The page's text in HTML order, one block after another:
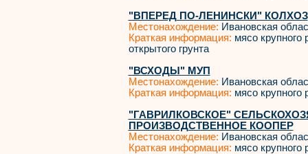
"ВПЕРЕД ПО-ЛЕНИНСКИ" КОЛХОЗ
Местонахождение: Ивановская
Краткая информация: мясо крупного
открытого грунта
"ВСХОДЫ" МУП
Местонахождение: Ивановская
Краткая информация: мясо крупного
"ГАВРИЛКОВСКОЕ"
ПРОИЗВОДСТВЕННОЕ КООПЕР
Местонахождение: Ивановская
Краткая информация: мясо крупного